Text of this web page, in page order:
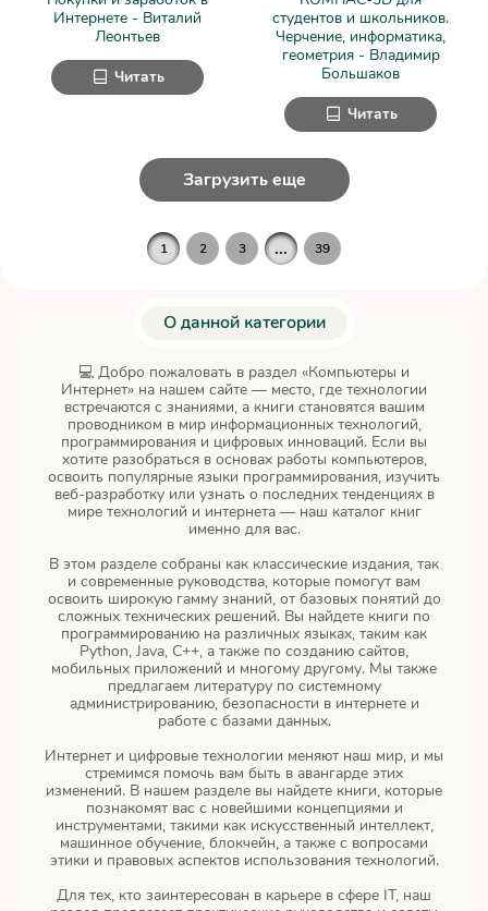
Интернете - Виталий
Леонтьев
Читать
студентов и школьников.
Черчение, информатика,
геометрия - Владимир
Большаков
Читать
Загрузить еще
1 2 3 ... 39
О данной категории
💻 Добро пожаловать в раздел «Компьютеры и
Интернет» на нашем сайте — место, где технологии
встречаются с знаниями, а книги становятся вашим
проводником в мир информационных технологий,
программирования и цифровых инноваций. Если вы
хотите разобраться в основах работы компьютеров,
освоить популярные языки программирования, изучить
веб-разработку или узнать о последних тенденциях в
мире технологий и интернета — наш каталог книг
именно для вас.
В этом разделе собраны как классические издания, так
и современные руководства, которые помогут вам
освоить широкую гамму знаний, от базовых понятий до
сложных технических решений. Вы найдете книги по
программированию на различных языках, таким как
Python, Java, C++, а также по созданию сайтов,
мобильных приложений и многому другому. Мы также
предлагаем литературу по системному
администрированию, безопасности в интернете и
работе с базами данных.
Интернет и цифровые технологии меняют наш мир, и мы
стремимся помочь вам быть в авангарде этих
изменений. В нашем разделе вы найдете книги, которые
познакомят вас с новейшими концепциями и
инструментами, такими как искусственный интеллект,
машинное обучение, блокчейн, а также с вопросами
этики и правовых аспектов использования технологий.
Для тех, кто заинтересован в карьере в сфере IT, наш